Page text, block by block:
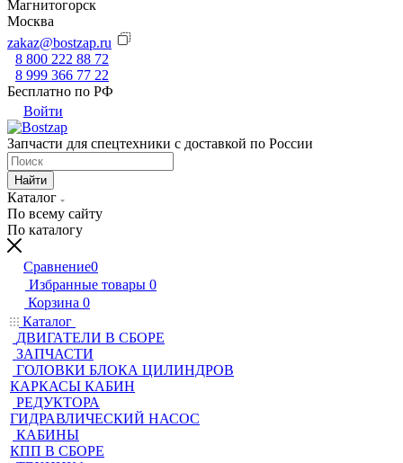
Магнитогорск
Москва
zakaz@bostzap.ru
8 800 222 88 72
8 999 366 77 22
Бесплатно по РФ
Войти
Запчасти для спецтехники с доставкой по России
Найти
Каталог
По всему сайту
По каталогу
Сравнение0
Избранные товары 0
Корзина 0
Каталог
ДВИГАТЕЛИ В СБОРЕ
ЗАПЧАСТИ
ГОЛОВКИ БЛОКА ЦИЛИНДРОВ
КАРКАСЫ КАБИН
РЕДУКТОРА
ГИДРАВЛИЧЕСКИЙ НАСОС
КАБИНЫ
КПП В СБОРЕ